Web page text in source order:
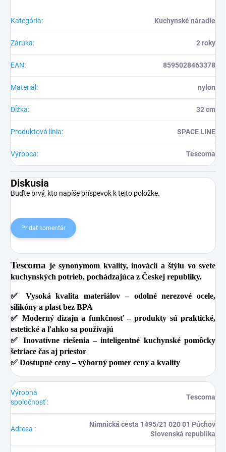
Kategória: Kuchynské náradie
Záruka: 2 roky
EAN: 8595028463378
Materiál : nylon
Dĺžka: 32 cm
Produktová línia: SPACE LINE
Výrobca: Tescoma
Diskusia
Buďte prvý, kto napíše príspevok k tejto položke.
Pridať komentár
Tescoma je synonymom kvality, inovácií a štýlu vo svete
kuchynských potrieb, pochádzajúca z Českej republiky.
✅ Vysoká kvalita materiálov – odolné nerezové ocele,
silikóny a plast bez BPA
✅ Moderný dizajn a funkčnosť– produkty sú praktické,
estetické a ľahko sa používajú
✅ Inovatívne riešenia– inteligentné kuchynské pomôcky
šetriace čas aj priestor
✅ Dostupné ceny– výborný pomer ceny a kvality
Výrobná
spoločnosť :
Tescoma
Adresa :
Nimnická cesta 1495/21 020 01 Púchov
Slovenská republika